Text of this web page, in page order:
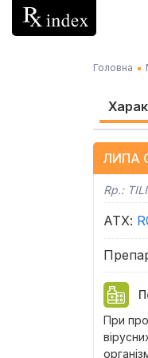
Головна
ЛИПА
Rp.:
АТХ:
При